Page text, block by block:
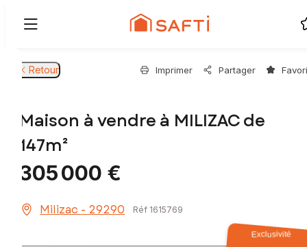
Retour Imprimer Partager
Maison à vendre à MILIZAC de
147m²
305 000 €
Milizac - 29290 Réf 1615769
Exclusivité